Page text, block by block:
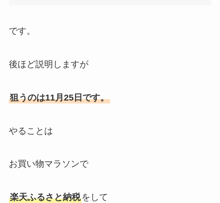
です。
後ほど説明しますが
狙うのは11月25日です。
やることは
お買い物マラソンで
楽天ふるさと納税をして